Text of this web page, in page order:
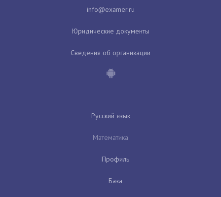
Юридические документы
Сведения об организации
Русский язык
Математика
Профиль
База